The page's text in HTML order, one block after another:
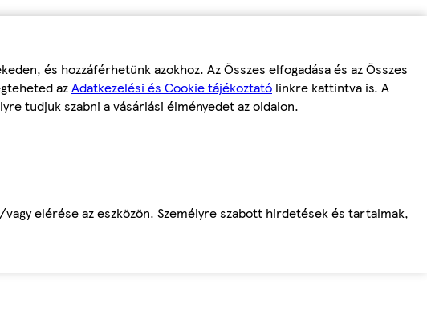
és hozzáférhetünk azokhoz. Az Összes elfogadása és az Összes
azAdatkezelési és Cookie tájékoztató linkre kattintva is. A
tudjuk szabni a vásárlási élményedet az oldalon.
elérése az eszközön. Személyre szabott hirdetések és tartalmak,